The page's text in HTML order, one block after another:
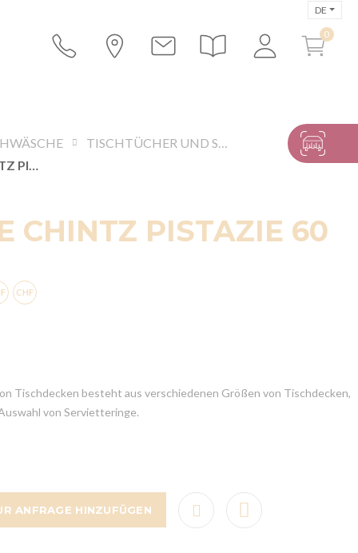
DE
TISCHTÜCHER UND SERVIETTEN
SERVIETTE CHINTZ PISTAZIE 60 X 60 CM
CHINTZ PISTAZIE 60
Tischdecken besteht aus verschiedenen Größen von Tischdecken,
von Servietteringe.
ANFRAGE HINZUFÜGEN